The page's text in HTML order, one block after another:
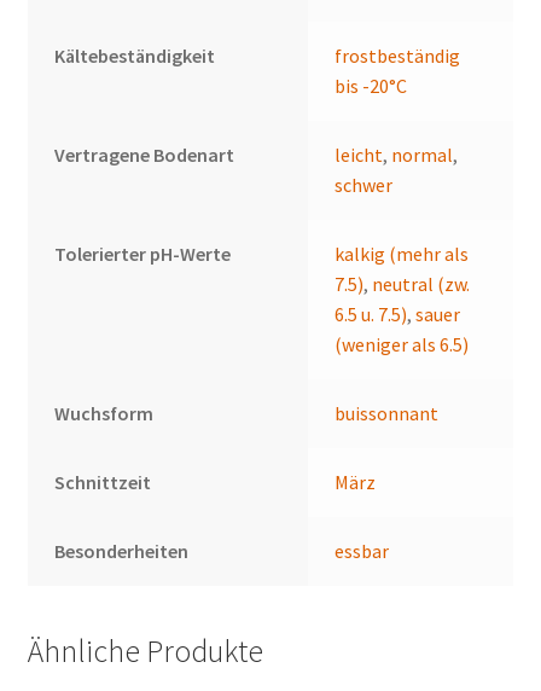
Kältebeständigkeit
frostbeständig
bis -20°C
Vertragene Bodenart leicht, normal,
schwer
Tolerierter pH-Werte
kalkig (mehr als
7.5), neutral (zw.
6.5 u. 7.5),sauer
(weniger als 6.5)
Wuchsform buissonnant
Schnittzeit März
Besonderheiten essbar
Ähnliche Produkte